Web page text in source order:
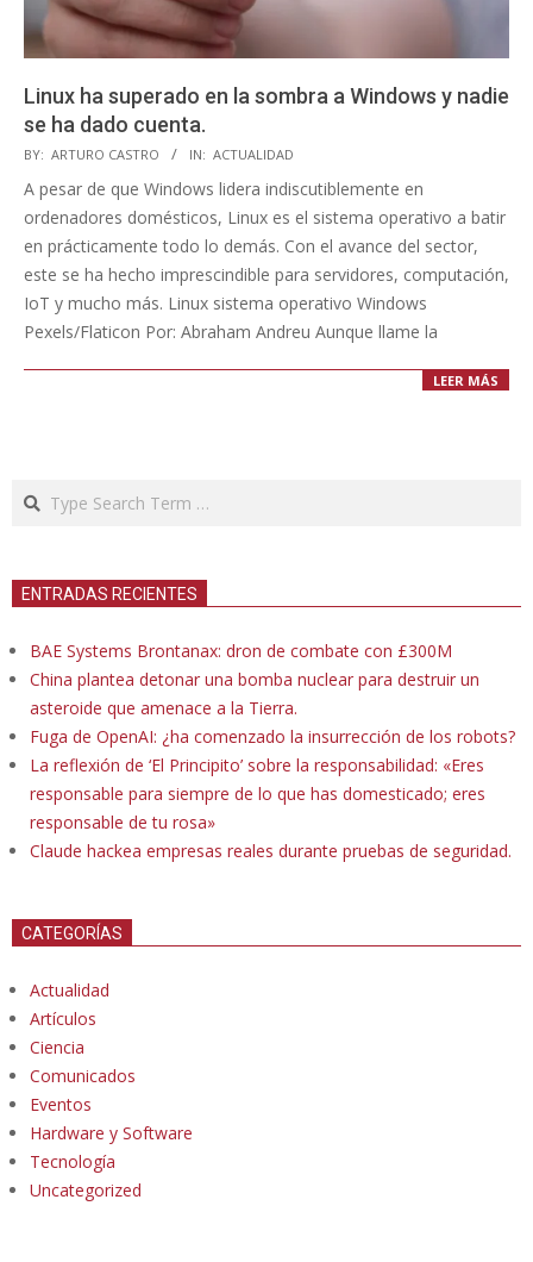
Linux ha superado en la sombra a Windows y nadie
se ha dado cuenta.
2025-
03-
BY: ARTURO CASTRO IN: ACTUALIDAD
A pesar de que Windows lidera indiscutiblemente en
ordenadores domésticos, Linux es el sistema operativo a batir
en prácticamente todo lo demás. Con el avance del sector,
este se ha hecho imprescindible para servidores, computación,
IoT y mucho más. Linux sistema operativo Windows
Pexels/Flaticon Por: Abraham Andreu Aunque llame la
LEER MÁS
Search
ENTRADAS RECIENTES
BAE Systems Brontanax: dron de combate con £300M
China plantea detonar una bomba nuclear para destruir un
asteroide que amenace a la Tierra.
Fuga de OpenAI: ¿ha comenzado la insurrección de los robots?
La reflexión de ‘El Principito’ sobre la responsabilidad: «Eres
responsable para siempre de lo que has domesticado; eres
responsable de tu rosa»
Claude hackea empresas reales durante pruebas de seguridad.
CATEGORÍAS
Actualidad
Artículos
Ciencia
Comunicados
Eventos
Hardware y Software
Tecnología
Uncategorized